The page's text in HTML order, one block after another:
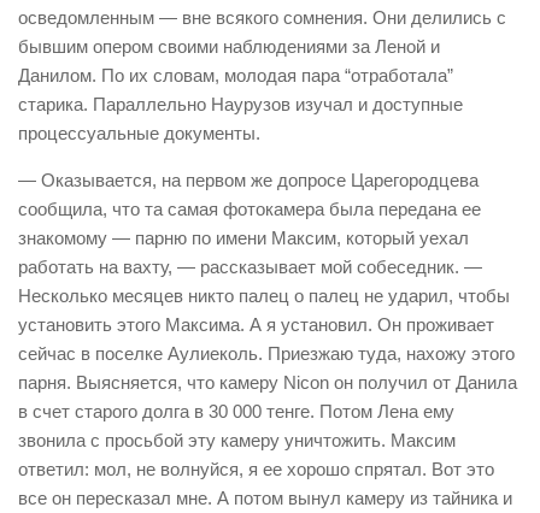
осведомленным — вне всякого сомнения. Они делились с
бывшим опером своими наблюдениями за Леной и
Данилом. По их словам, молодая пара “отработала”
старика. Параллельно Наурузов изучал и доступные
процессуальные документы.
— Оказывается, на первом же допросе Царегородцева
сообщила, что та самая фотокамера была передана ее
знакомому — парню по имени Максим, который уехал
работать на вахту, — рассказывает мой собеседник. —
Несколько месяцев никто палец о палец не ударил, чтобы
установить этого Максима. А я установил. Он проживает
сейчас в поселке Аулиеколь. Приезжаю туда, нахожу этого
парня. Выясняется, что камеру Nicon он получил от Данила
в счет старого долга в 30 000 тенге. Потом Лена ему
звонила с просьбой эту камеру уничтожить. Максим
ответил: мол, не волнуйся, я ее хорошо спрятал. Вот это
все он пересказал мне. А потом вынул камеру из тайника и